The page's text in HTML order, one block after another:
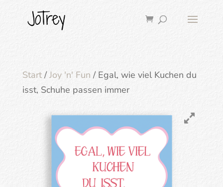
Start/Joy 'n' Fun / Egal, wie viel Kuchen du
isst, Schuhe passen immer